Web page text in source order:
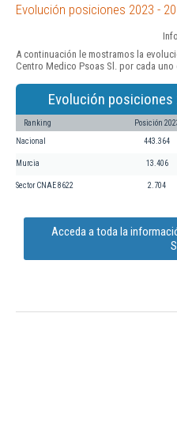
Evolución posiciones 2023 -
A continuación le mostramos la
Centro Medico Psoas Sl. por cada
Evolución posiciones
Ranking Posición
Nacional 443.364
Murcia 13.406
Sector CNAE 8622 2.704
Acceda a toda la